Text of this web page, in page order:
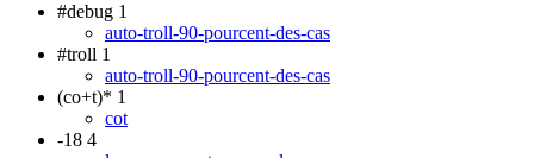
#debug 1
auto-troll-90-pourcent-des-cas
#troll 1
auto-troll-90-pourcent-des-cas
(co+t)* 1
cot
-18 4